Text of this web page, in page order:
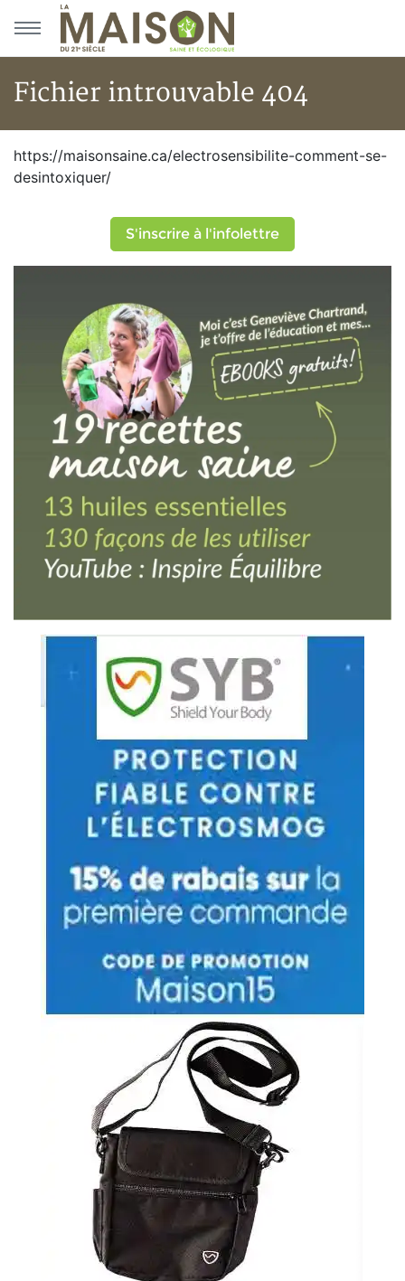
Aller au menu principal
Aller au contenu principal
Fichier introuvable 404
Fichier introuvable 404
https://maisonsaine.ca/electrosensibilite-comment-se-
desintoxiquer/
S'inscrire à l'infolettre